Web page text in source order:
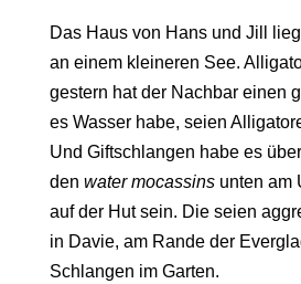
Das Haus von Hans und Jill
an einem kleineren See.
gestern hat der Nachbar einen
es Wasser habe, seien
Und Giftschlangen habe es
den water mocassins unten am
auf der Hut sein. Die seien
in Davie, am Rande der
Schlangen im Garten.